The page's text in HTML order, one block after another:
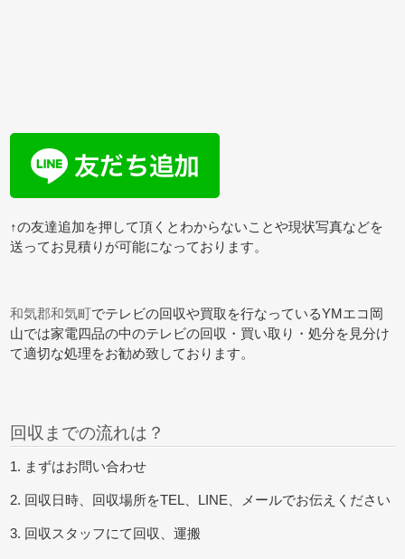
↑の友達追加を押して頂くとわからないことや現状写真などを
送ってお見積りが可能になっております。
和気郡和気町でテレビの回収や買取を行なっているYMエコ岡
山では家電四品の中のテレビの回収・買い取り・処分を見分け
て適切な処理をお勧め致しております。
回収までの流れは？
1. まずはお問い合わせ
2. 回収日時、回収場所をTEL、LINE、メールでお伝えください
3. 回収スタッフにて回収、運搬